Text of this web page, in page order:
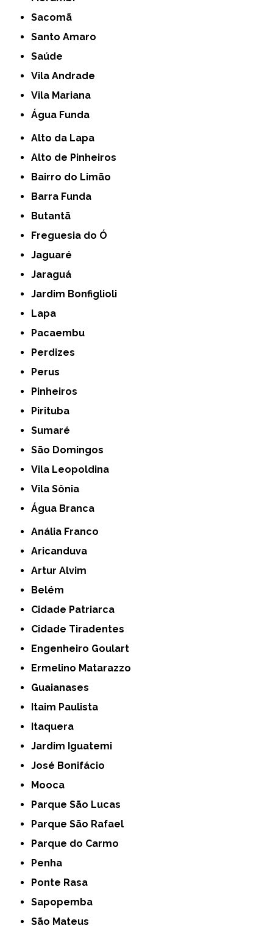
Sacomã
Santo Amaro
Saúde
Vila Andrade
Vila Mariana
Água Funda
Alto da Lapa
Alto de Pinheiros
Bairro do Limão
Barra Funda
Butantã
Freguesia do Ó
Jaguaré
Jaraguá
Jardim Bonfiglioli
Lapa
Pacaembu
Perdizes
Perus
Pinheiros
Pirituba
Sumaré
São Domingos
Vila Leopoldina
Vila Sônia
Água Branca
Anália Franco
Aricanduva
Artur Alvim
Belém
Cidade Patriarca
Cidade Tiradentes
Engenheiro Goulart
Ermelino Matarazzo
Guaianases
Itaim Paulista
Itaquera
Jardim Iguatemi
José Bonifácio
Mooca
Parque São Lucas
Parque São Rafael
Parque do Carmo
Penha
Ponte Rasa
Sapopemba
São Mateus